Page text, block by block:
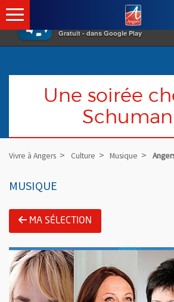
×
Gratuit - dans Google Play
Une soirée
Vivre à Angers Culture Musique
MUSIQUE
MA SÉLECTION